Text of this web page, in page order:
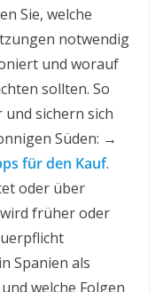
Sie, welche
notwendig
und worauf
sollten. So
und sichern sich
Süden: →
für den Kauf.
oder über
früher oder
Spanien als
welche Folgen